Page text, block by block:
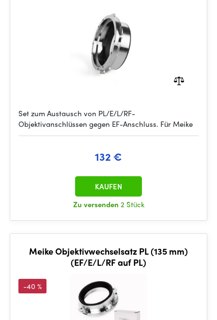
Set zum Austausch von PL/E/L/RF-
Objektivanschlüssen gegen EF-Anschluss. Für Meike
132 €
Zu versenden 2 Stück
KAUFEN
Meike Objektivwechselsatz PL (135 mm)
(EF/E/L/RF auf PL)
-40 %